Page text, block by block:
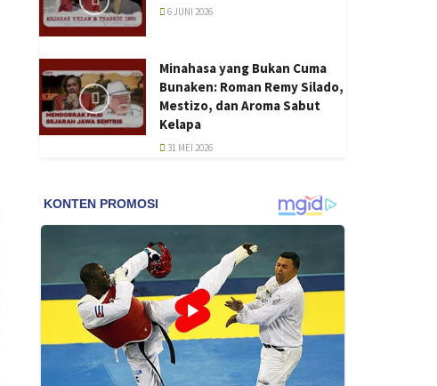
6 JUNI 2026
Minahasa yang Bukan Cuma
Bunaken: Roman Remy Silado,
Mestizo, dan Aroma Sabut
Kelapa
31 MEI 2026